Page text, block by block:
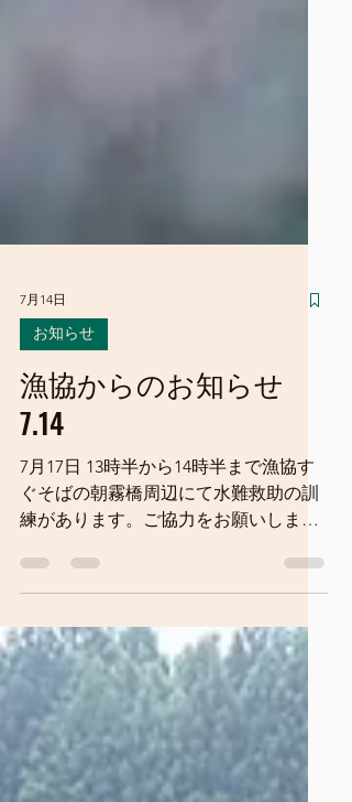
7月14日
漁協からのお知らせ
7.14
7月17日 13時半から14時半まで漁協す
ぐそばの朝霧橋周辺にて水難救助の訓
す。 7月18日 午前中 益田川鮎釣り大会
から浅水橋です。多くの参加者が入り
ますのでご理解ください。ただし、そ
の区間の入川を制限するものではあり
ません。 今月に入り2件の水難事故が
あり2名の方が亡くなられました。川に
入られる方はライフジャケット着用な
ど水難事故対策をお願いします。 ま